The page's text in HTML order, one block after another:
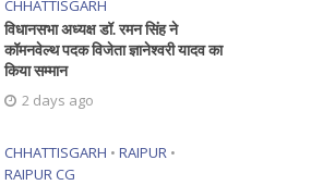
CHHATTISGARH
विधानसभा अध्यक्ष डॉ. रमन सिंह ने
कॉमनवेल्थ पदक विजेता ज्ञानेश्वरी यादव का
किया सम्मान
2 days ago
CHHATTISGARH • RAIPUR •
RAIPUR CG